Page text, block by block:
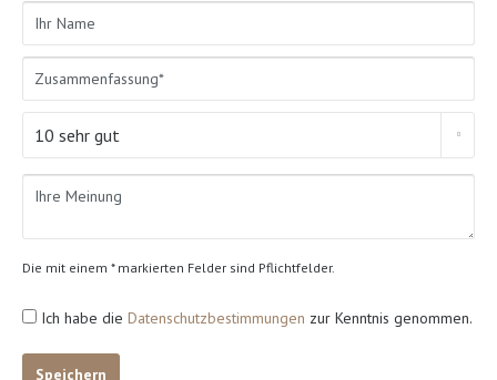
Die mit einem * markierten Felder sind Pflichtfelder.
Ich habe die Datenschutzbestimmungen zur Kenntnis genommen.
Speichern